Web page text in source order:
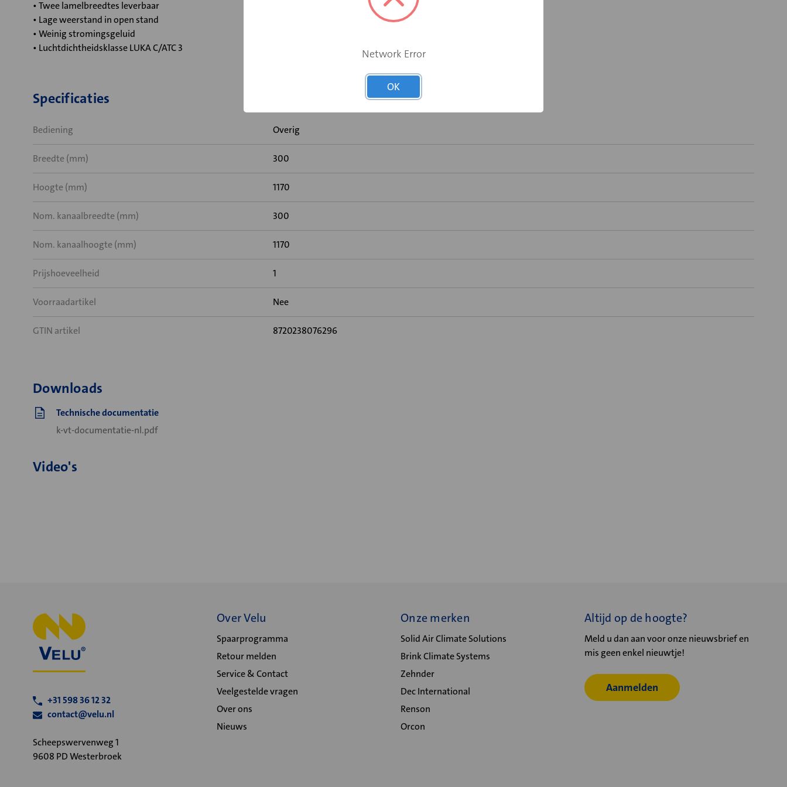
• Twee lamelbreedtes leverbaar
• Lage weerstand in open stand
• Weinig stromingsgeluid
• Luchtdichtheidsklasse LUKA C/ATC 3
Specificaties
Bediening Overig
Breedte (mm) 300
Hoogte (mm) 1170
Nom. kanaalbreedte (mm) 300
Nom. kanaalhoogte (mm) 1170
Prijshoeveelheid 1
Voorraadartikel Nee
GTIN artikel 8720238076296
Downloads
Technische documentatie
k-vt-documentatie-nl.pdf
Video's
+31 598 36 12 32
contact@velu.nl
Scheepswervenweg 1
9608 PD Westerbroek
Over Velu
Spaarprogramma
Retour melden
Service & Contact
Veelgestelde vragen
Over ons
Nieuws
Onze merken
Solid Air Climate Solutions
Brink Climate Systems
Zehnder
Dec International
Renson
Orcon
Altijd op de hoogte?
Meld u dan aan voor onze nieuwsbrief en
mis geen enkel nieuwtje!
Aanmelden
Network Error
OK